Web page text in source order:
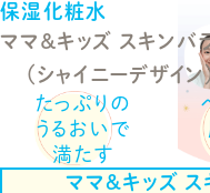
保湿化粧水
ママ＆キッズ スキンバ
（シャイニーデザイ
たっぷりの
うるおいで
満たす
ママ&キッズ ス